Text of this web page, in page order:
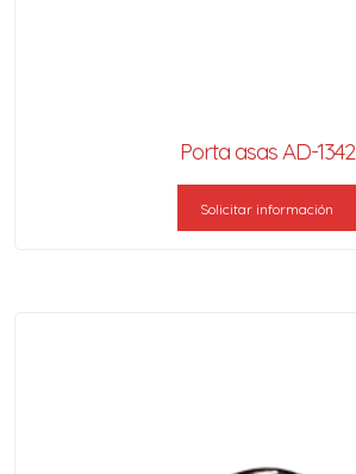
Porta asas AD-1342
Solicitar información